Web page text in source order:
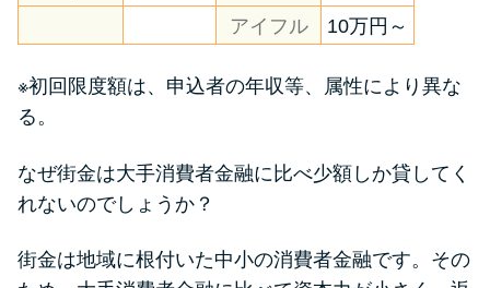
アイフル 10万円～
※初回限度額は、申込者の年収等、属性により異な
る。
なぜ街金は大手消費者金融に比べ少額しか貸してく
れないのでしょうか？
街金は地域に根付いた中小の消費者金融です。その